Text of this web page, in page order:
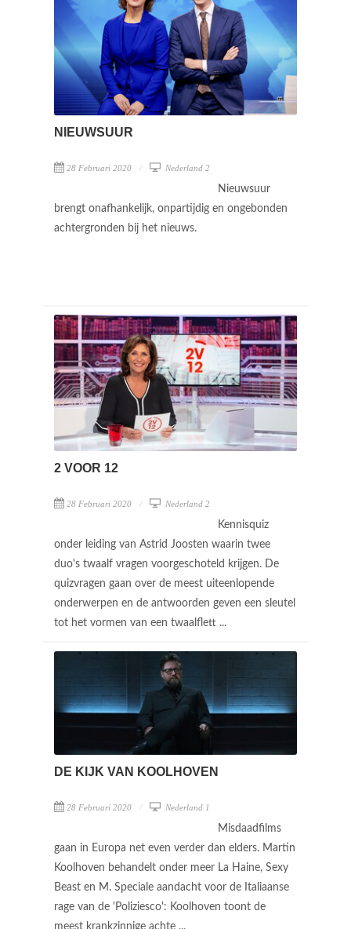
NIEUWSUUR
28 Februari 2020 Nederland 2
Nieuwsuur
brengt onafhankelijk, onpartijdig en ongebonden
achtergronden bij het nieuws.
2 VOOR 12
28 Februari 2020 Nederland 2
Kennisquiz
onder leiding van Astrid Joosten waarin twee
duo's twaalf vragen voorgeschoteld krijgen. De
quizvragen gaan over de meest uiteenlopende
onderwerpen en de antwoorden geven een sleutel
tot het vormen van een twaalflett ...
DE KIJK VAN KOOLHOVEN
28 Februari 2020 Nederland 1
Misdaadfilms
gaan in Europa net even verder dan elders. Martin
Koolhoven behandelt onder meer La Haine, Sexy
Beast en M. Speciale aandacht voor de Italiaanse
rage van de 'Poliziesco': Koolhoven toont de
meest krankzinnige achte ...